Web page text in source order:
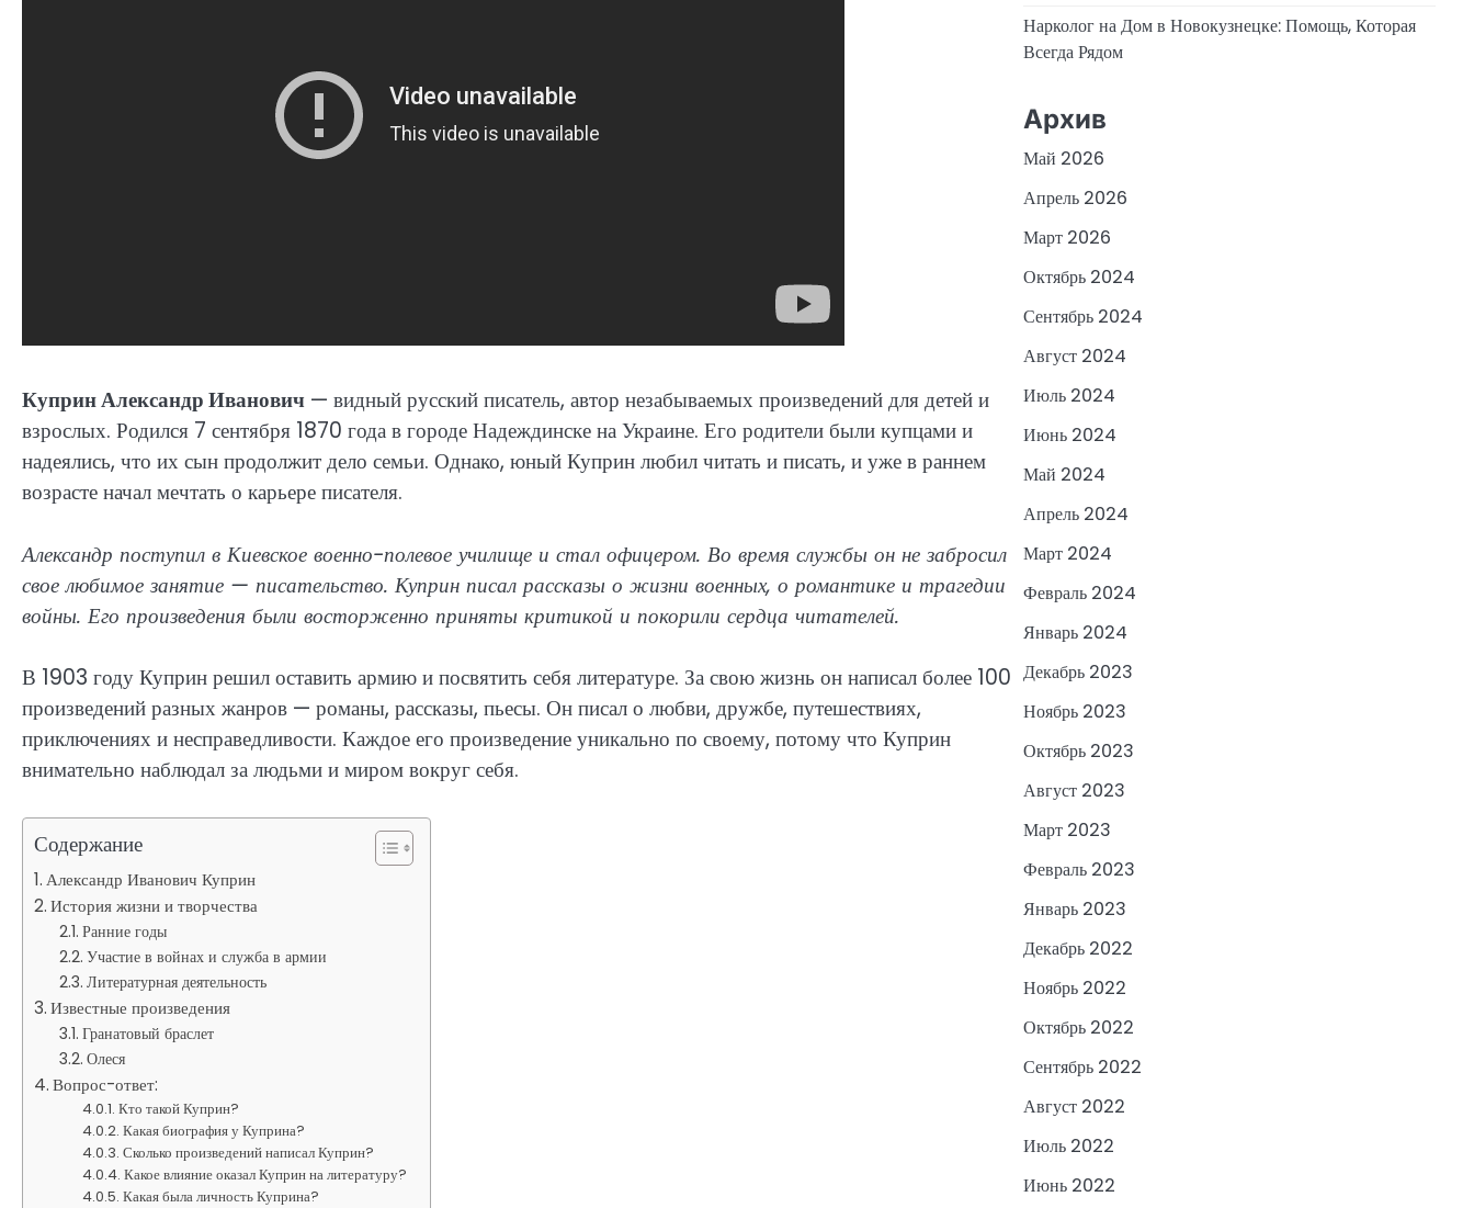
Куприн Александр Иванович — видный русский писатель, автор незабываемых произведений для детей и
взрослых. Родился 7 сентября 1870 года в городе Надеждинске на Украине. Его родители были купцами и
надеялись, что их сын продолжит дело семьи. Однако, юный Куприн любил читать и писать, и уже в раннем
возрасте начал мечтать о карьере писателя.
Александр поступил в Киевское военно-полевое училище и стал офицером. Во время службы он не забросил
свое любимое занятие — писательство. Куприн писал рассказы о жизни военных, о романтике и трагедии
войны. Его произведения были восторженно приняты критикой и покорили сердца читателей.
В 1903 году Куприн решил оставить армию и посвятить себя литературе. За свою жизнь он написал более 100
произведений разных жанров — романы, рассказы, пьесы. Он писал о любви, дружбе, путешествиях,
приключениях и несправедливости. Каждое его произведение уникально по своему, потому что Куприн
внимательно наблюдал за людьми и миром вокруг себя.
Содержание
Александр Иванович Куприн
История жизни и творчества
Ранние годы
Участие в войнах и служба в армии
Литературная деятельность
Известные произведения
Гранатовый браслет
Олеся
Вопрос-ответ:
Кто такой Куприн?
Какая биография у Куприна?
Сколько произведений написал Куприн?
Какое влияние оказал Куприн на литературу?
Какая была личность Куприна?
Нарколог на Дом в Новокузнецке: Помощь, Которая
Всегда Рядом
Архив
Май 2026
Апрель 2026
Март 2026
Октябрь 2024
Сентябрь 2024
Август 2024
Июль 2024
Июнь 2024
Май 2024
Апрель 2024
Март 2024
Февраль 2024
Январь 2024
Декабрь 2023
Ноябрь 2023
Октябрь 2023
Август 2023
Март 2023
Февраль 2023
Январь 2023
Декабрь 2022
Ноябрь 2022
Октябрь 2022
Сентябрь 2022
Август 2022
Июль 2022
Июнь 2022